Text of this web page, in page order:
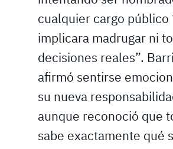
cualquier cargo público
implicara madrugar ni
decisiones reales”.
afirmó sentirse
su nueva
aunque reconoció que
sabe exactamente qué